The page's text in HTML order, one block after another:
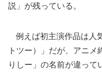
説」が残っている。
例えば初主演作品は人
トツー）」だが、アニ
りしー」の名前が違っ